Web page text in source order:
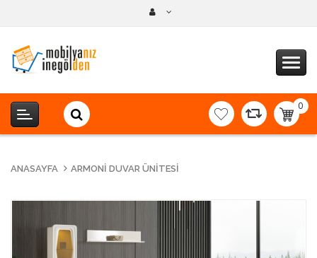
0
-
ANASAYFA ARMONI DUVAR ÜNITESI